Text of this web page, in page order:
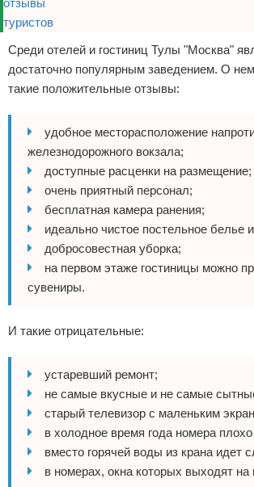
Среди отелей и гостиниц Тулы "Москва"
достаточно популярным заведением. О
такие положительные отзывы:
удобное месторасположение
железнодорожного вокзала;
доступные расценки на размещение;
очень приятный персонал;
бесплатная камера ранения;
идеально чистое постельное белье
добросовестная уборка;
на первом этаже гостиницы можно
сувениры.
И такие отрицательные:
устаревший ремонт;
не самые вкусные и не самые
старый телевизор с маленьким
в холодное время года номера
вместо горячей воды из крана идет
в номерах, окна которых выходят на